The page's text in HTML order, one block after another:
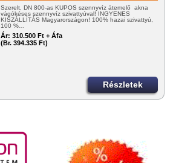
Szerelt, DN 800-as KÚPOS szennyvíz átemelő akna
vágókéses szennyvíz szivattyúval! INGYENES
KISZÁLLÍTÁS Magyarországon! 100% hazai szivattyú,
100 %…
Ár: 310.500 Ft + Áfa
(Br. 394.335 Ft)
Részletek